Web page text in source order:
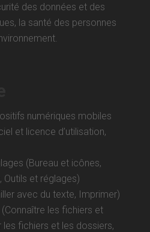
des données et des
la santé des personnes
numériques mobiles
et licence d’utilisation,
(Bureau et icônes,
Outils et réglages)
avec du texte, Imprimer)
les fichiers et
les fichiers et les dossiers,